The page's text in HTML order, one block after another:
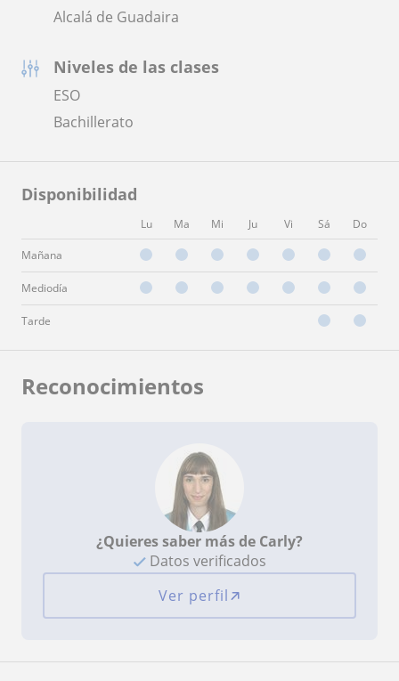
Alcalá de Guadaira
Niveles de las clases
ESO
Bachillerato
Disponibilidad
Lu Ma Mi Ju Vi Sá Do
Mañana
Mediodía
Tarde
Reconocimientos
¿Quieres saber más de Carly?
Datos verificados
Ver perfil